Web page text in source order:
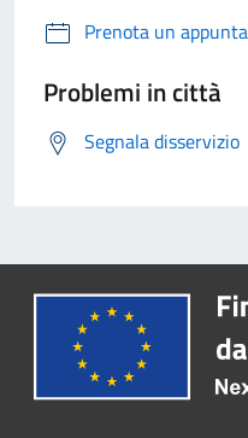
Prenota un
Problemi in città
Segnala disservizio